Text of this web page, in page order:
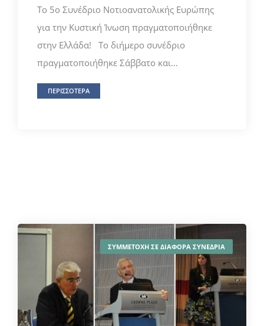
To 5ο Συνέδριο Νοτιοανατολικής Ευρώπης
για την Κυστική Ίνωση πραγματοποιήθηκε
στην Ελλάδα! Το διήμερο συνέδριο
πραγματοποιήθηκε Σάββατο και...
ΠΕΡΙΣΣΟΤΕΡΑ
ΣΥΜΜΕΤΟΧΗ ΣΕ ΔΙΑΦΟΡΑ ΣΥΝΕΔΡΙΑ